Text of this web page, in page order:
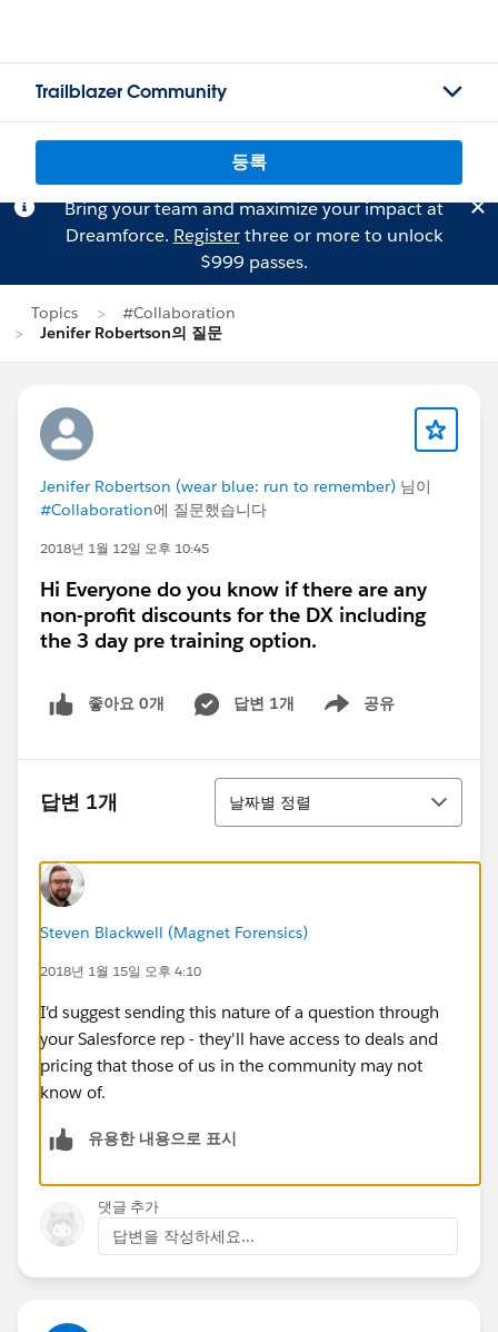
Trailblazer Community
등록
Bring your team and maximize your impact at
Dreamforce. Registerthree or more to unlock
$999 passes.
Topics
#Collaboration
Jenifer Robertson의 질문
Jenifer Robertson (wear blue: run to remember) 님이
#Collaboration에 질문했습니다
2018년 1월 12일 오후 10:45
Hi Everyone do you know if there are any
non-profit discounts for the DX including
the 3 day pre training option.
좋아요 0개 답변 1개 공유
Show menu
답변 1개
정렬
날짜별 정렬
Steven Blackwell (Magnet Forensics)
2018년 1월 15일 오후 4:10
I'd suggest sending this nature of a question through
your Salesforce rep - they'll have access to deals and
pricing that those of us in the community may not
know of.
유용한 내용으로 표시
댓글 추가
답변을 작성하세요...